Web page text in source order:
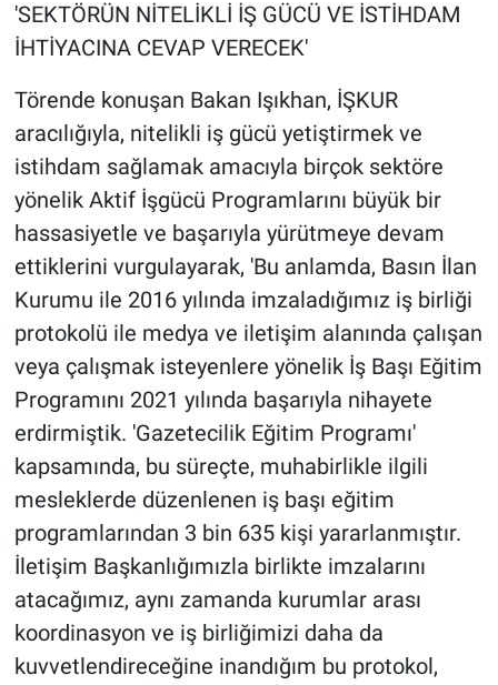
'SEKTÖRÜN NİTELİKLİ İŞ GÜCÜ VE İSTİHDAM
İHTİYACINA CEVAP VERECEK'
Törende konuşan Bakan Işıkhan, İŞKUR
aracılığıyla, nitelikli iş gücü yetiştirmek ve
istihdam sağlamak amacıyla birçok sektöre
yönelik Aktif İşgücü Programlarını büyük bir
hassasiyetle ve başarıyla yürütmeye devam
ettiklerini vurgulayarak, 'Bu anlamda, Basın İlan
Kurumu ile 2016 yılında imzaladığımız iş birliği
protokolü ile medya ve iletişim alanında çalışan
veya çalışmak isteyenlere yönelik İş Başı Eğitim
Programını 2021 yılında başarıyla nihayete
erdirmiştik. 'Gazetecilik Eğitim Programı'
kapsamında, bu süreçte, muhabirlikle ilgili
mesleklerde düzenlenen iş başı eğitim
programlarından 3 bin 635 kişi yararlanmıştır.
İletişim Başkanlığımızla birlikte imzalarını
atacağımız, aynı zamanda kurumlar arası
koordinasyon ve iş birliğimizi daha da
kuvvetlendireceğine inandığım bu protokol,